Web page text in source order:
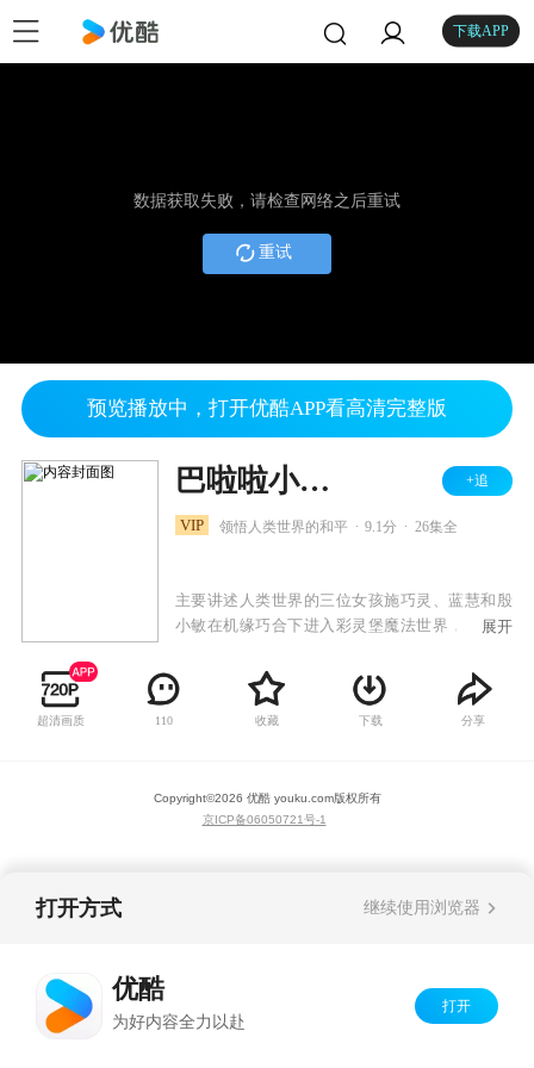
下载APP
数据获取失败，请检查网络之后重试
重试
预览播放中，打开优酷APP看高清完整版
巴啦啦小魔仙之飞越彩灵堡 第一季 +追
VIP 领悟人类世界的和平 9.1分 26集全
主要讲述人类世界的三位女孩施巧灵、蓝慧和殷
小敏在机缘巧合下进入彩灵堡魔法世界，意外结
变身成为小魔仙，并帮助彩俐一起对抗黑咒魔
王，守护着彩灵堡和人类世界的和平。
展开
超清画质 110 收藏 下载 分享
Copyright©2026 优酷 youku.com版权所有
京ICP备06050721号-1
打开方式 继续使用浏览器
优酷
为好内容全力以赴
打开